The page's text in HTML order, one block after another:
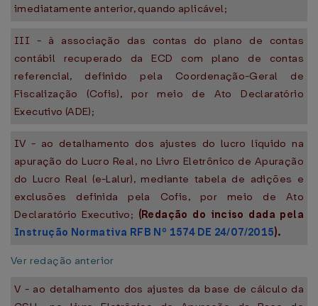
imediatamente anterior, quando aplicável;
III - à associação das contas do plano de contas
contábil recuperado da ECD com plano de contas
referencial, definido pela Coordenação-Geral de
Fiscalização (Cofis), por meio de Ato Declaratório
Executivo (ADE);
IV - ao detalhamento dos ajustes do lucro líquido na
apuração do Lucro Real, no Livro Eletrônico de Apuração
do Lucro Real (e-Lalur), mediante tabela de adições e
exclusões definida pela Cofis, por meio de Ato
Declaratório Executivo; (Redação do inciso dada pela
Instrução Normativa RFB Nº 1574 DE 24/07/2015).
Ver redação anterior
V - ao detalhamento dos ajustes da base de cálculo da